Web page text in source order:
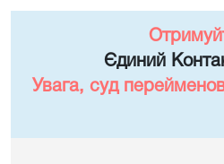
Єдиний
Увага, суд